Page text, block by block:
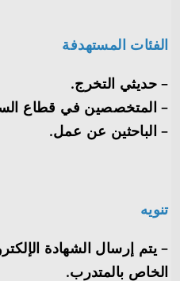
الفئات المستهدفة
– حديثي التخرج.
– المتخصصين في قطاع
– الباحثين عن عمل.
تنويه
– يتم إرسال الشهادة
الخاص بالمتدرب.